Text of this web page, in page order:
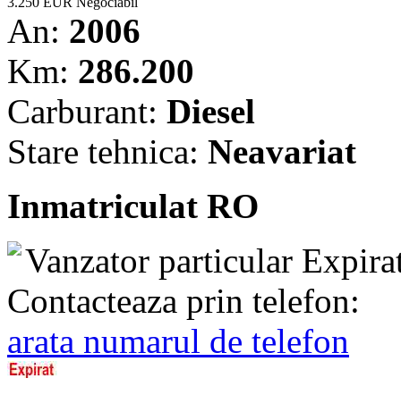
An: 2006
Km: 286.200
Carburant: Diesel
Stare tehnica: Neavariat
Inmatriculat RO
Vanzator particular
Contacteaza prin telefon:
arata numarul de telefon